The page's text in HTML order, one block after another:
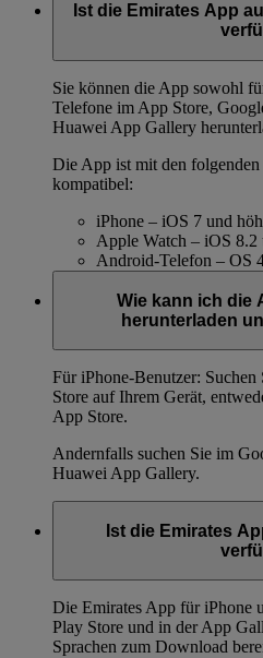
Ist die Emirates App
Sie können die App sowohl
Telefone im App Store,
Huawei App Gallery
Die App ist mit den folgenden
kompatibel:
iPhone – iOS 7 und
Apple Watch – iOS 8.2
Android-Telefon – OS
Wie kann ich die
herunterladen
Für iPhone-Benutzer:
Store auf Ihrem Gerät,
App Store.
Andernfalls suchen Sie im
Huawei App Gallery.
Ist die Emirates
Die Emirates App für iPhone
Play Store und in der App
Sprachen zum Download